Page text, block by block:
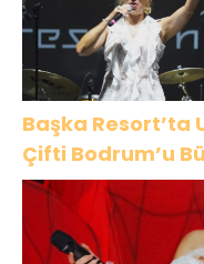
Başka Resort’ta
Çifti Bodrum’u